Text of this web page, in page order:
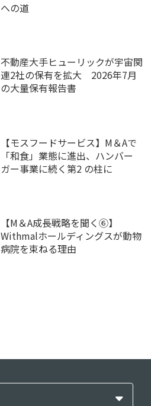
への道
不動産大手ヒューリックが宇宙関
連2社の保有を拡大 2026年7月
の大量保有報告書
【モスフードサービス】M＆Aで
「和食」業態に進出、ハンバー
ガー事業に続く第2 の柱に
【M＆A 成長戦略を聞く⑥】
Withmalホールディングスが動物
病院を束ねる理由